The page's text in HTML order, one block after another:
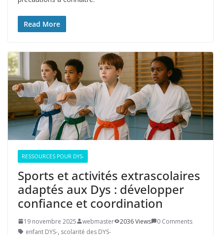
Read More
RESSOURCES POUR DYS-
Sports et activités extrascolaires
adaptés aux Dys : développer
confiance et coordination
19 novembre 2025 webmaster 2036 Views
0 Comments
enfant DYS-, scolarité des DYS-